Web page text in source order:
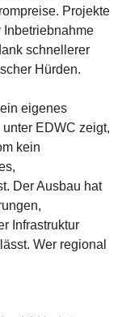
Projekte
Inbetriebnahme
schnellerer
Hürden.
eigenes
EDWC zeigt,
kein
Der Ausbau hat
Infrastruktur
Wer regional